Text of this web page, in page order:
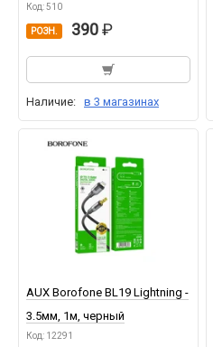
Код: 510
РОЗН. 390
Наличие: в 3 магазинах
AUX Borofone BL19 Lightning -
3.5мм, 1м, черный
Код: 12291